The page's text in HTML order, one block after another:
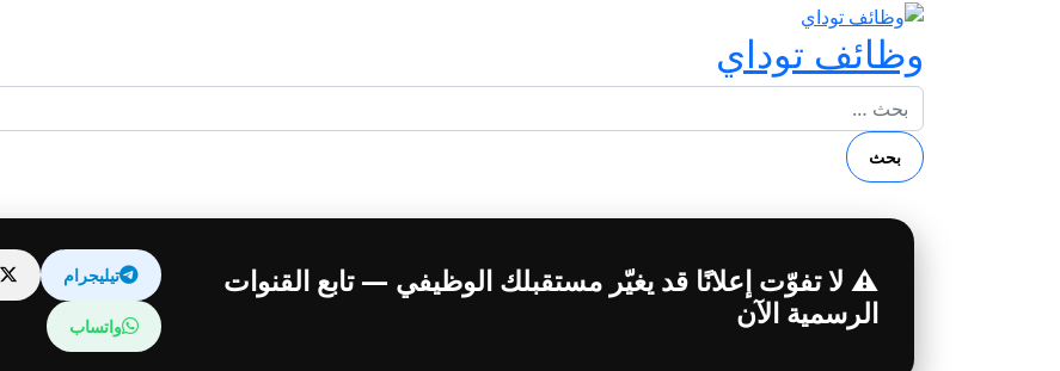
وظائف توداي
البحث عن:
⚠️ لا تفوّت إعلانًا قد يغيّر مستقبلك الوظيفي — تابع القنوات
الرسمية الآن
تيليجرام
واتساب